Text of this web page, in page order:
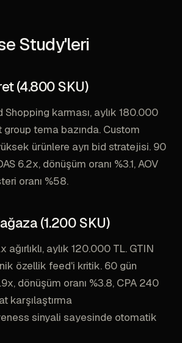
Study'leri
(4.800 SKU)
karması, aylık 180.000
tema bazında. Custom
ürünlere ayrı bid stratejisi. 90
6.2x, dönüşüm oranı %3.1, AOV
oranı %58.
(1.200 SKU)
aylık 120.000 TL. GTIN
özellik feed'i kritik. 60 gün
dönüşüm oranı %3.8, CPA 240
karşılaştırma
sinyali sayesinde otomatik